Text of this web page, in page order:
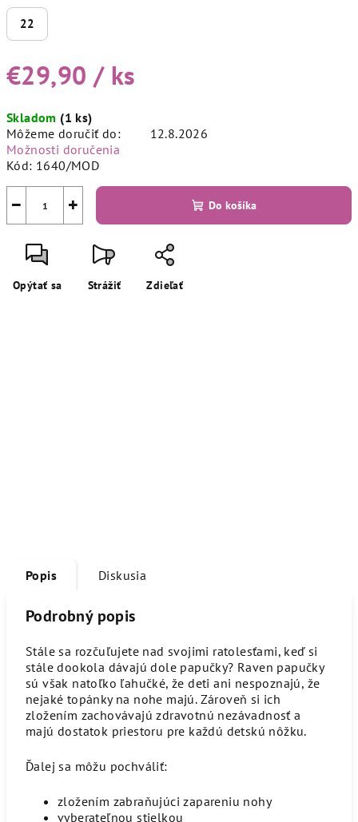
22
€29,90 / ks
cena:
Skladom (1 ks)
Môžeme doručiť do:
12.8.2026
Možnosti doručenia
Kód: 1640/MOD
+
− Do košíka
Opýtať sa Strážiť Zdieľať
Popis Diskusia
Podrobný popis
Stále sa rozčuľujete nad svojimi ratolesťami, keď si
stále dookola dávajú dole papučky? Raven papučky
sú však natoľko ľahučké, že deti ani nespoznajú, že
nejaké topánky na nohe majú. Zároveň si ich
zložením zachovávajú zdravotnú nezávadnosť a
majú dostatok priestoru pre každú detskú nôžku.
Ďalej sa môžu pochváliť:
zložením zabraňujúci zapareniu nohy
vyberateľnou stielkou